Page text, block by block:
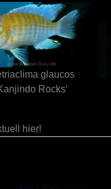
glaucos
Rocks‘
hier!